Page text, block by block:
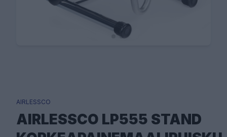
AIRLESSCO
AIRLESSCO LP555 STAND